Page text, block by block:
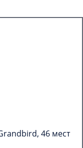
46 мест